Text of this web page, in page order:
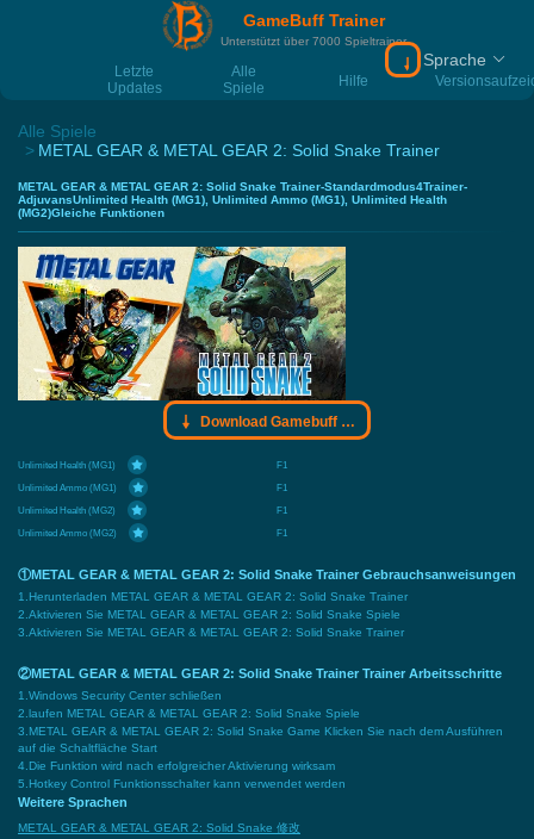
GameBuff Trainer
Unterstützt über 7000 Spieltrainer
Letzte
Updates
Alle
Spiele
Hilfe
Download
Sprache
Alle Spiele
METAL GEAR & METAL GEAR 2: Solid Snake Trainer
METAL GEAR & METAL GEAR 2: Solid Snake Trainer-Standardmodus4Trainer-
AdjuvansUnlimited Health (MG1), Unlimited Ammo (MG1), Unlimited Health
(MG2)Gleiche Funktionen
Download Gamebuff Trainer
Unlimited Health (MG1)
F1
Unlimited Ammo (MG1)
F1
Unlimited Health (MG2)
F1
Unlimited Ammo (MG2)
F1
①METAL GEAR & METAL GEAR 2: Solid Snake Trainer Gebrauchsanweisungen
1.Herunterladen METAL GEAR & METAL GEAR 2: Solid Snake Trainer
2.Aktivieren Sie METAL GEAR & METAL GEAR 2: Solid Snake Spiele
3.Aktivieren Sie METAL GEAR & METAL GEAR 2: Solid Snake Trainer
②METAL GEAR & METAL GEAR 2: Solid Snake Trainer Trainer Arbeitsschritte
1.Windows Security Center schließen
2.laufen METAL GEAR & METAL GEAR 2: Solid Snake Spiele
3.METAL GEAR & METAL GEAR 2: Solid Snake Game Klicken Sie nach dem Ausführen
auf die Schaltfläche Start
4.Die Funktion wird nach erfolgreicher Aktivierung wirksam
5.Hotkey Control Funktionsschalter kann verwendet werden
Weitere Sprachen
METAL GEAR & METAL GEAR 2: Solid Snake 修改